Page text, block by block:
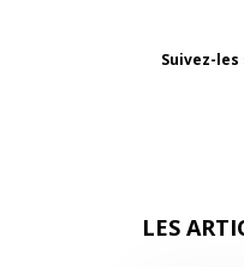
Suivez-
LES